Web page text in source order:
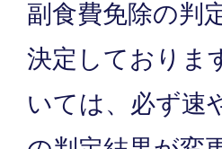
副食費免除の判
決定しておりま
いては、必ず速